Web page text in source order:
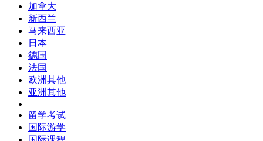
加拿大
新西兰
马来西亚
日本
德国
法国
欧洲其他
亚洲其他
留学考试
国际游学